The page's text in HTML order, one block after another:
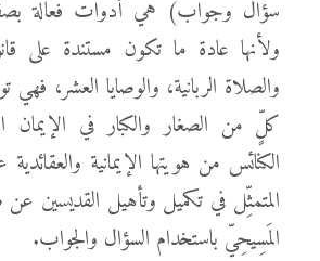
سؤال وجواب) هي أدوات فعالة
ولأنها عادة ما تكون مستندة على
والصلاة الربانية، والوصايا العشر،
كلٍّ من الصغار والكبار في
الكنائس من هويتها الإيمانية
المتمثِّل في تكميل وتأهيل القديسين عن
المَسِيحِيّ باستخدام السؤال والجواب.